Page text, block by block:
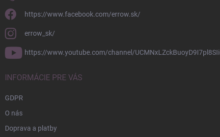
https://www.facebook.com/errow.sk/
errow_sk/
https://www.youtube.com/channel/
INFORMÁCIE PRE VÁS
GDPR
O nás
Doprava a platby